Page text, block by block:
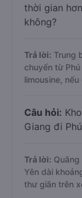
thời gian
không?
Trả lời: Trung
chuyển từ
limousine,
Câu hỏi:
Giang đi
Trả lời:
Yên dài
thư giãn trên